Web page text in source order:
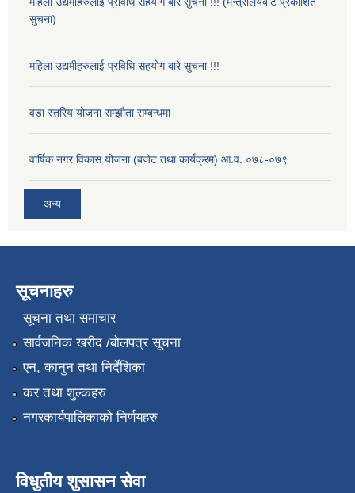
सुचना)
महिला उद्यमीहरुलाई प्रविधि सहयोग बारे सुचना !!!
वडा स्तरिय योजना सम्झौता सम्बन्धमा
वार्षिक नगर विकास योजना (बजेट तथा कार्यक्रम) आ.व. ०७८-०७९
अन्य
सूचनाहरु
सूचना तथा समाचार
सार्वजनिक खरीद /बोलपत्र सूचना
एन, कानुन तथा निर्देशिका
कर तथा शुल्कहरु
नगरकार्यपालिकाको निर्णयहरु
विधुतीय शुसासन सेवा